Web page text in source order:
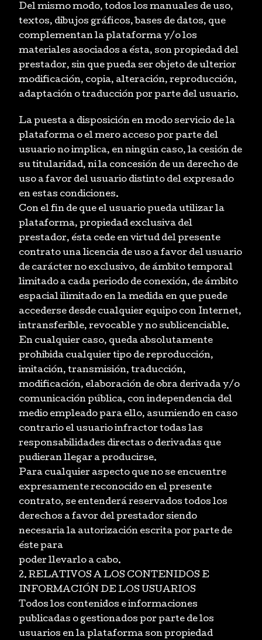
Del mismo modo, todos los manuales de uso,
textos, dibujos gráficos, bases de datos, que
complementan la plataforma y/o los
materiales asociados a ésta, son propiedad del
prestador, sin que pueda ser objeto de ulterior
modificación, copia, alteración, reproducción,
adaptación o traducción por parte del usuario.
La puesta a disposición en modo servicio de la
plataforma o el mero acceso por parte del
usuario no implica, en ningún caso, la cesión de
su titularidad, ni la concesión de un derecho de
uso a favor del usuario distinto del expresado
en estas condiciones.
Con el fin de que el usuario pueda utilizar la
plataforma, propiedad exclusiva del
prestador, ésta cede en virtud del presente
contrato una licencia de uso a favor del usuario
de carácter no exclusivo, de ámbito temporal
limitado a cada periodo de conexión, de ámbito
espacial ilimitado en la medida en que puede
accederse desde cualquier equipo con Internet,
intransferible, revocable y no sublicenciable.
En cualquier caso, queda absolutamente
prohibida cualquier tipo de reproducción,
imitación, transmisión, traducción,
modificación, elaboración de obra derivada y/o
comunicación pública, con independencia del
medio empleado para ello, asumiendo en caso
contrario el usuario infractor todas las
responsabilidades directas o derivadas que
pudieran llegar a producirse.
Para cualquier aspecto que no se encuentre
expresamente reconocido en el presente
contrato, se entenderá reservados todos los
derechos a favor del prestador siendo
necesaria la autorización escrita por parte de
éste para
poder llevarlo a cabo.
2. RELATIVOS A LOS CONTENIDOS E
INFORMACIÓN DE LOS USUARIOS
Todos los contenidos e informaciones
publicadas o gestionados por parte de los
usuarios en la plataforma son propiedad